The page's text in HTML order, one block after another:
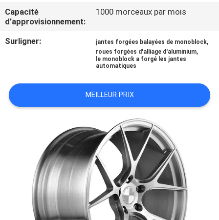
CONTACTEZ-
NOUS
CITATION
PRIVACY
POLICY
Capacité
d'approvisionnement:
1000 morceaux par mois
Surligner: jantes forgées balayées de monoblock,
roues forgées d'alliage d'aluminium,
le monoblock a forgé les jantes
automatiques
MEILLEUR PRIX